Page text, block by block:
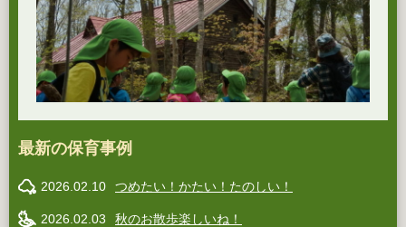
最新の保育事例
2026.02.10 つめたい！かたい！たのしい！
2026.02.03 秋のお散歩楽しいね！